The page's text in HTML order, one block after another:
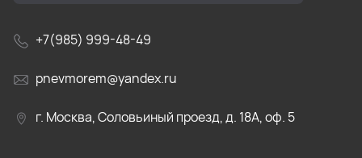
+7(985) 999-48-49
pnevmorem@yandex.ru
г. Москва, Соловьиный проезд, д. 18А, оф. 5